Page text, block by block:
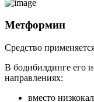
Метформин
Средство
В бодибилдинге его
направлениях:
вместо